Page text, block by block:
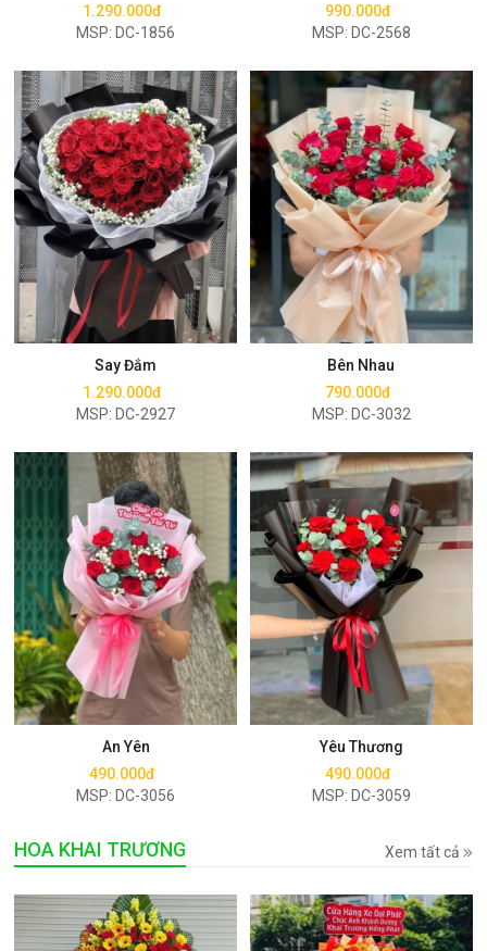
1.290.000đ
MSP: DC-1856
990.000đ
MSP: DC-2568
Say Đắm
1.290.000đ
MSP: DC-2927
Mua ngay
Bên Nhau
790.000đ
MSP: DC-3032
Mua ngay
An Yên
490.000đ
MSP: DC-3056
Mua ngay
Yêu Thương
490.000đ
MSP: DC-3059
Mua ngay
HOA KHAI TRƯƠNG Xem tất cả